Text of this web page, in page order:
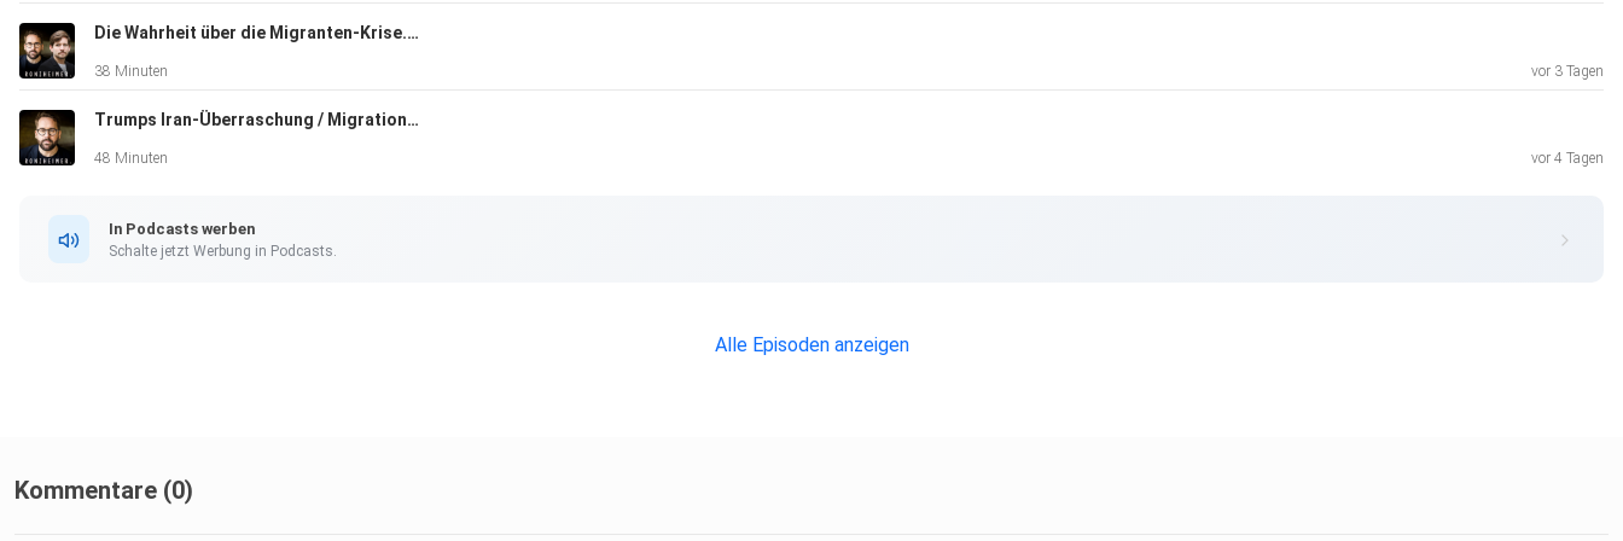
Die Wahrheit über die Migranten-Krise. Mit Tim Röhn
38 Minuten vor 3 Tagen
Trumps Iran-Überraschung / Migrations-Debatte eskaliert
48 Minuten vor 4 Tagen
In Podcasts werben
Schalte jetzt Werbung in Podcasts.
Alle Episoden anzeigen
Kommentare (0)